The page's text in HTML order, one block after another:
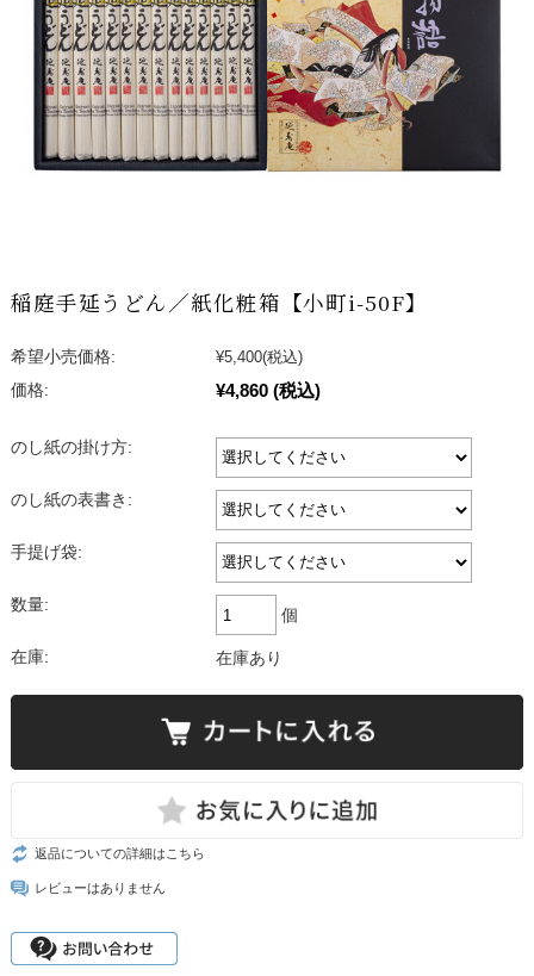
稲庭手延うどん／紙化粧箱【小町i-50F】
希望小売価格: ¥5,400(税込)
価格:
¥4,860 (税込)
のし紙の掛け方:
のし紙の表書き:
手提げ袋:
数量:
個
在庫: 在庫あり
返品についての詳細はこちら
レビューはありません